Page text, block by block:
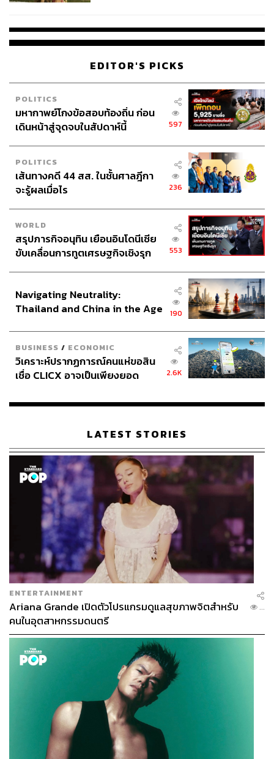
EDITOR'S PICKS
POLITICS
มหากาพย์โกงข้อสอบท้องถิ่น ก่อน
เดินหน้าสู่จุดจบในสัปดาห์นี้
597
POLITICS
เส้นทางคดี 44 สส. ในชั้นศาลฎีกา
จะรู้ผลเมื่อไร
236
WORLD
สรุปภารกิจอนุทิน เยือนอินโดนีเซีย
ขับเคลื่อนการทูตเศรษฐกิจเชิงรุก
553
Navigating Neutrality:
Thailand and China in the Age
190
BUSINESS / ECONOMIC
วิเคราะห์ปรากฏการณ์คนแห่ขอสิน
เชื่อ CLICX อาจเป็นเพียงยอด
เรือนไทยที่ถูกซุกไว้
2.6K
LATEST STORIES
ENTERTAINMENT
Ariana Grande เปิดตัวโปรแกรมดูแลสุขภาพจิตสำหรับ
คนในอุตสาหกรรมดนตรี
...